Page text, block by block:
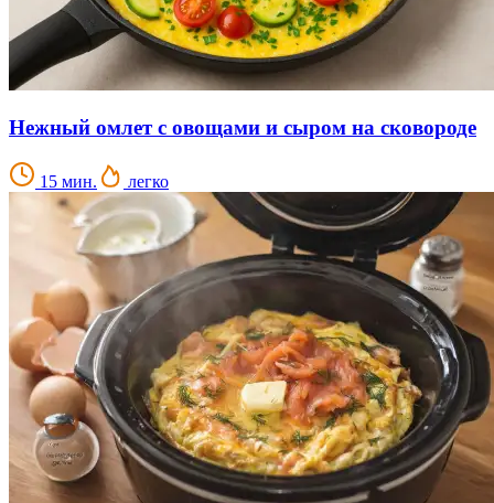
Нежный омлет с овощами и сыром на сковороде
15 мин. легко